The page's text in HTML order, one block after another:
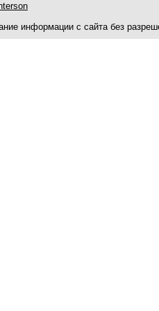
информации с сайта без